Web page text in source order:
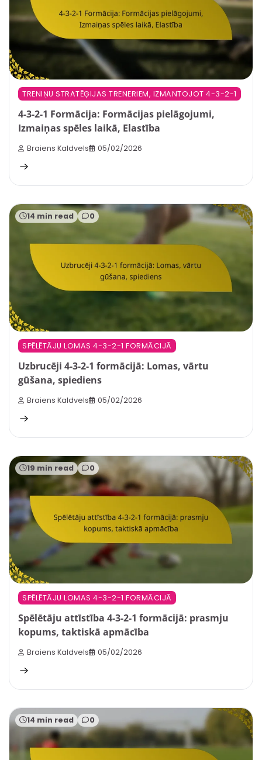
TRENIŅU STRATĒĢIJAS TRENERIEM, IZMANTOJOT 4-3-2-1
4-3-2-1 Formācija: Formācijas pielāgojumi,
Izmaiņas spēles laikā, Elastība
Braiens Kaldvels 05/02/2026
14 min read 0
SPĒLĒTĀJU LOMAS 4-3-2-1 FORMĀCIJĀ
Uzbrucēji 4-3-2-1 formācijā: Lomas, vārtu
gūšana, spiediens
Braiens Kaldvels 05/02/2026
19 min read 0
SPĒLĒTĀJU LOMAS 4-3-2-1 FORMĀCIJĀ
Spēlētāju attīstība 4-3-2-1 formācijā: prasmju
kopums, taktiskā apmācība
Braiens Kaldvels 05/02/2026
14 min read 0